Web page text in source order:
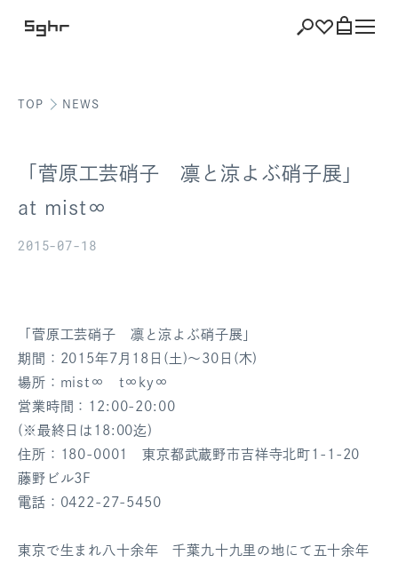
ショッピング バッグを見る
ポイント
お気に入り
TOP NEWS
「菅原工芸硝子 凛と涼よぶ硝子展」
at mist∞
2015-07-18
「菅原工芸硝子 凛と涼よぶ硝子展」
期間：2015年7月18日(土)～30日(木)
場所：mist∞ t∞ky∞
営業時間：12:00-20:00
(※最終日は18:00迄)
住所：180-0001 東京都武蔵野市吉祥寺北町1-1-20
藤野ビル3F
電話：0422-27-5450
東京で生まれ八十余年 千葉九十九里の地にて五十余年